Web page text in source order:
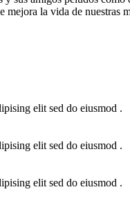
la vida de nuestras
elit sed do eiusmod .
elit sed do eiusmod .
elit sed do eiusmod .